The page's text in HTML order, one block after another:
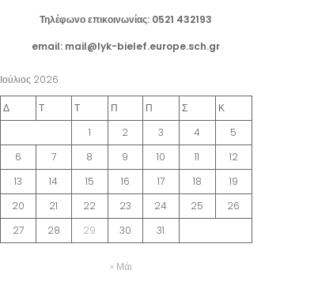
Τηλέφωνο επικοινωνίας: 0521 432193
email: mail@lyk-bielef.europe.sch.gr
Ιούλιος 2026
Δ Τ Τ Π Π Σ
Κ
1
2 3 4
5
6
7 8 9 10 11
12
13
14 15 16 17 18
19
20
21 22 23 24 25
26
27
28 29 30 31
« Μάι